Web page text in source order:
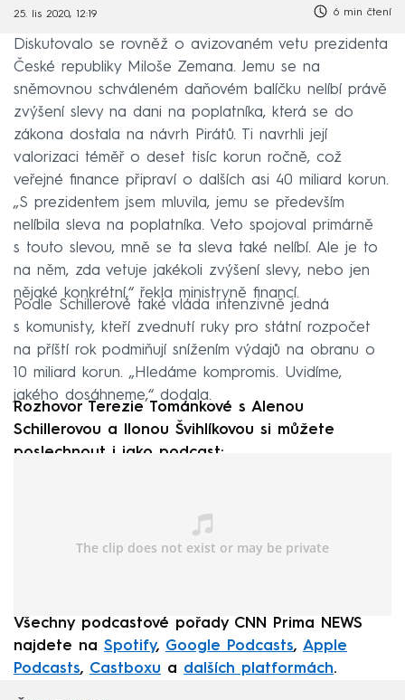
25. lis 2020, 12:19 6 min čtení
Diskutovalo se rovněž o avizovaném vetu prezidenta
České republiky Miloše Zemana. Jemu se na
sněmovnou schváleném daňovém balíčku nelíbí právě
zvýšení slevy na dani na poplatníka, která se do
zákona dostala na návrh Pirátů. Ti navrhli její
valorizaci téměř o deset tisíc korun ročně, což
veřejné finance připraví o dalších asi 40 miliard korun.
„S prezidentem jsem mluvila, jemu se především
nelíbila sleva na poplatníka. Veto spojoval primárně
s touto slevou, mně se ta sleva také nelíbí. Ale je to
na něm, zda vetuje jakékoli zvýšení slevy, nebo jen
nějaké konkrétní,“ řekla ministryně financí.
Podle Schillerové také vláda intenzivně jedná
s komunisty, kteří zvednutí ruky pro státní rozpočet
na příští rok podmiňují snížením výdajů na obranu o
10 miliard korun. „Hledáme kompromis. Uvidíme,
jakého dosáhneme,“ dodala.
Rozhovor Terezie Tománkové s Alenou
Schillerovou a Ilonou Švihlíkovou si můžete
poslechnout i jako podcast:
Všechny podcastové pořady CNN Prima NEWS
najdete na Spotify, Google Podcasts, Apple
Podcasts, Castboxu a dalších platformách.